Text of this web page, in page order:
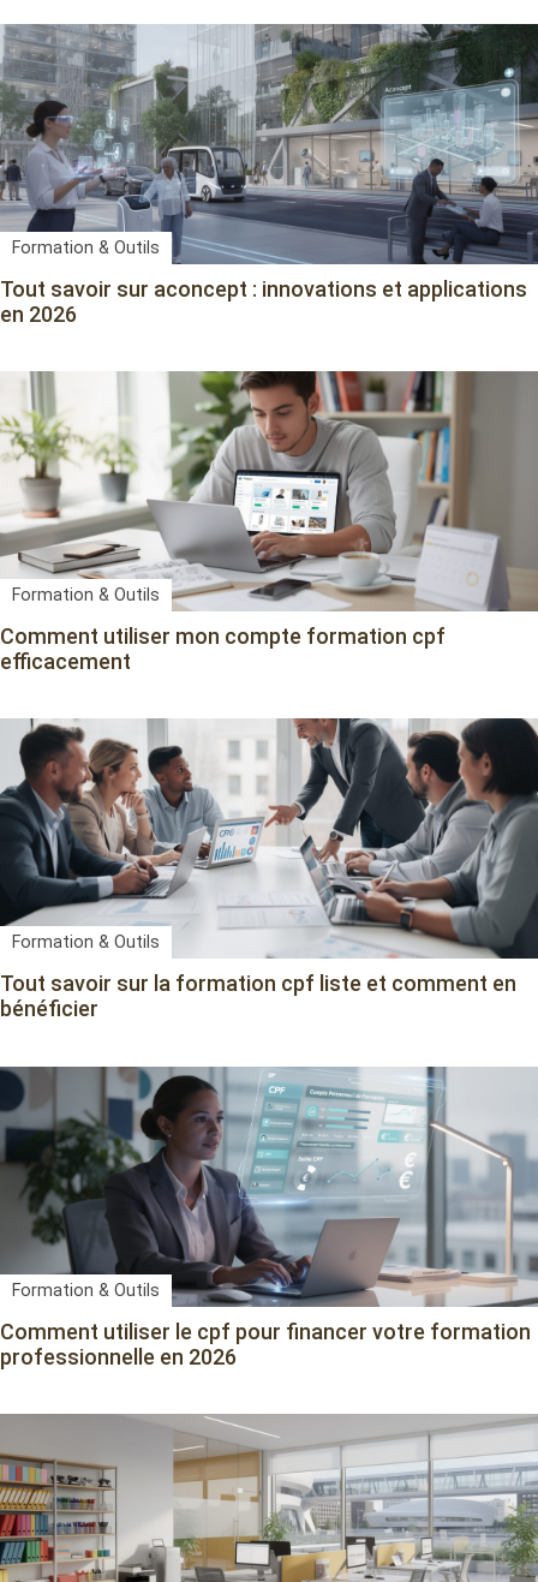
Formation & Outils
Tout savoir sur aconcept : innovations et applications
en 2026
Formation & Outils
Comment utiliser mon compte formation cpf
efficacement
Formation & Outils
Tout savoir sur la formation cpf liste et comment en
bénéficier
Formation & Outils
Comment utiliser le cpf pour financer votre formation
professionnelle en 2026